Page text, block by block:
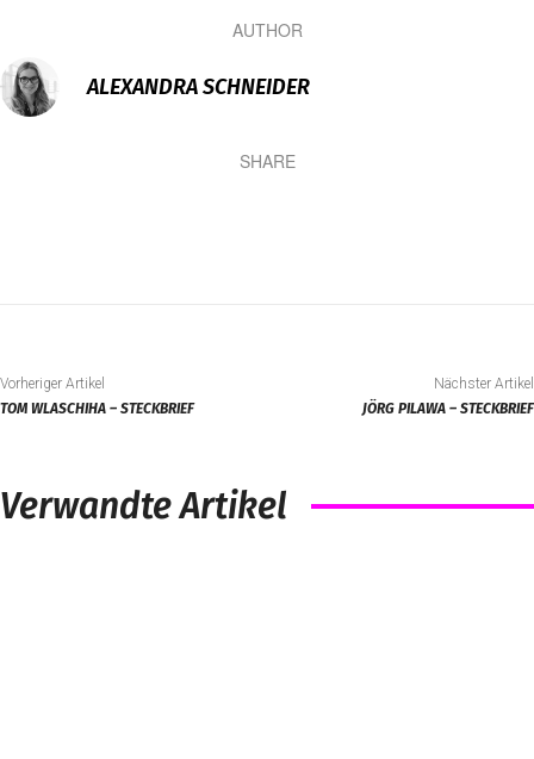
AUTHOR
ALEXANDRA SCHNEIDER
SHARE
Vorheriger Artikel
TOM WLASCHIHA – STECKBRIEF
Nächster Artikel
JÖRG PILAWA – STECKBRIEF
Verwandte Artikel